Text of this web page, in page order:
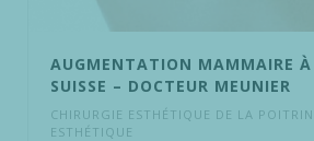
AUGMENTATION MAMMAIRE À
SUISSE – DOCTEUR MEUNIER
CHIRURGIE ESTHÉTIQUE DE LA
ESTHÉTIQUE